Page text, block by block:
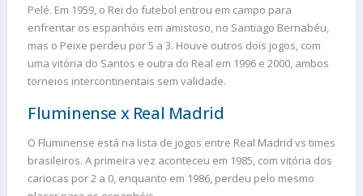
Pelé. Em 1959, o Rei do futebol entrou em campo para
enfrentar os espanhóis em amistoso, no Santiago Bernabéu,
mas o Peixe perdeu por 5 a 3. Houve outros dois jogos, com
uma vitória do Santos e outra do Real em 1996 e 2000, ambos
torneios intercontinentais sem validade.
Fluminense x Real Madrid
O Fluminense está na lista de jogos entre Real Madrid vs times
brasileiros. A primeira vez aconteceu em 1985, com vitória dos
cariocas por 2 a 0, enquanto em 1986, perdeu pelo mesmo